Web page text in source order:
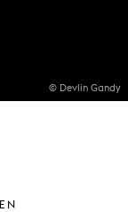
© Devlin Gandy